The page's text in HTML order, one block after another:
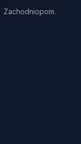
Zachodniopom.